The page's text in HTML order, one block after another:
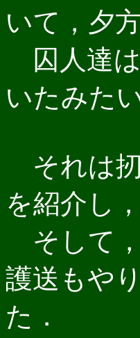
いて，夕
囚人達
いたみた
それは
を紹介し
そして，
護送もや
た．